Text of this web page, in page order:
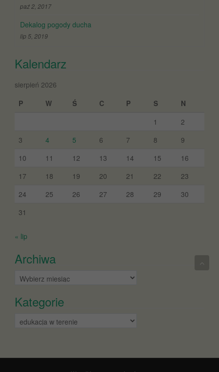
paź 2, 2017
Dekalog pogody ducha
lip 5, 2019
Kalendarz
sierpień 2026
P
W Ś C P S
N
1
2
3
4 5 6 7 8
9
10
11 12 13 14 15
16
17
18 19 20 21 22
23
24
25 26 27 28 29
30
31
« lip
Archiwa
Archiwa
Kategorie
Kategorie